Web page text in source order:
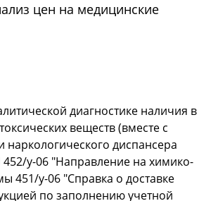
цен на медицинские
диагностике наличия в
веществ (вместе с
диспансера
у-06 "Направление на химико-
451/у-06 "Справка о доставке
по заполнению учетной